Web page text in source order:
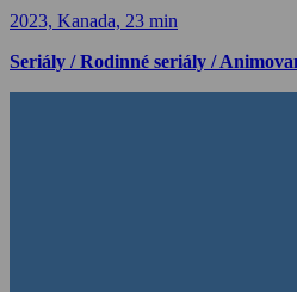
2023, Kanada, 23 min
Seriály / Rodinné seriály /